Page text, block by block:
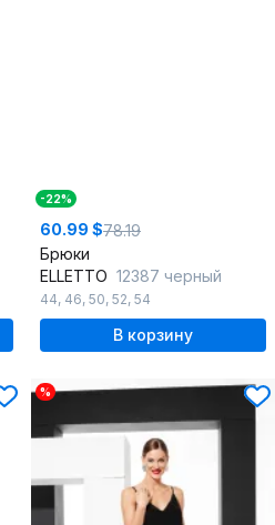
-22%
60.99 $78.19
Брюки
ELLETTO 12387 черный
44, 46, 50, 52, 54
В корзину
%